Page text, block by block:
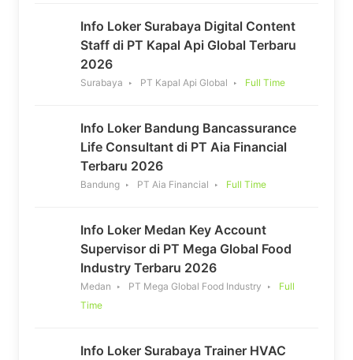
Info Loker Surabaya Digital Content
Staff di PT Kapal Api Global Terbaru
2026
Surabaya PT Kapal Api Global Full Time
Info Loker Bandung Bancassurance
Life Consultant di PT Aia Financial
Terbaru 2026
Bandung PT Aia Financial Full Time
Info Loker Medan Key Account
Supervisor di PT Mega Global Food
Industry Terbaru 2026
Medan PT Mega Global Food Industry
Full
Time
Info Loker Surabaya Trainer HVAC